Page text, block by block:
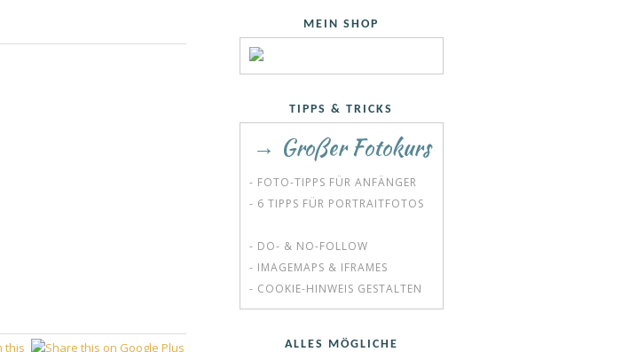
MEIN SHOP
TIPPS & TRICKS
→ Großer Fotokurs
- FOTO-TIPPS FÜR ANFÄNGER
- 6 TIPPS FÜR PORTRAITFOTOS
- DO- & NO-FOLLOW
- IMAGEMAPS & IFRAMES
- COOKIE-HINWEIS GESTALTEN
ALLES MÖGLICHE